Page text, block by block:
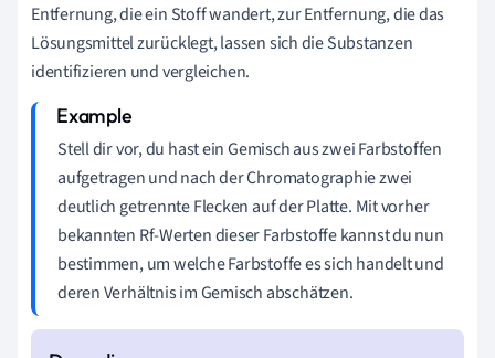
Entfernung, die ein Stoff wandert, zur Entfernung, die das
Lösungsmittel zurücklegt, lassen sich die Substanzen
identifizieren und vergleichen.
Stell dir vor, du hast ein Gemisch aus zwei Farbstoffen
aufgetragen und nach der Chromatographie zwei
deutlich getrennte Flecken auf der Platte. Mit vorher
bekannten Rf-Werten dieser Farbstoffe kannst du nun
bestimmen, um welche Farbstoffe es sich handelt und
deren Verhältnis im Gemisch abschätzen.